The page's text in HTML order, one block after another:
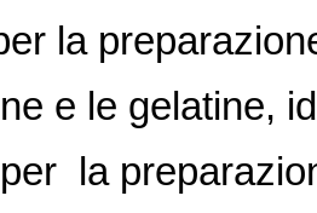
la
e le gelatine,
la